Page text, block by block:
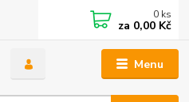
Menu
0 ks
za 0,00 Kč